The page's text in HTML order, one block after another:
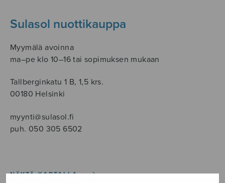
Sulasol nuottikauppa
Myymälä avoinna
ma–pe klo 10–16 tai sopimuksen mukaan
Tallberginkatu 1 B, 1,5 krs.
00180 Helsinki
myynti@sulasol.fi
puh. 050 305 6502
NÄYTÄ KARTALLA